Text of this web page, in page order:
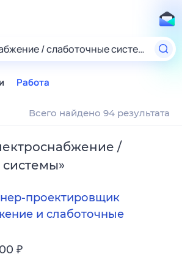
/ слаботочные системы
Работа
Всего найдено 94 результата
/
системы»
и слаботочные
₽